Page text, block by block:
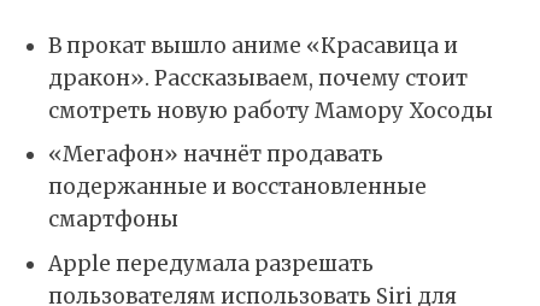
В прокат вышло аниме ​«Красавица и
дракон». Рассказываем, почему стоит
смотреть новую работу Мамору Хосоды
«Мегафон» начнёт продавать
подержанные и восстановленные
смартфоны
Apple передумала разрешать
пользователям использовать Siri для